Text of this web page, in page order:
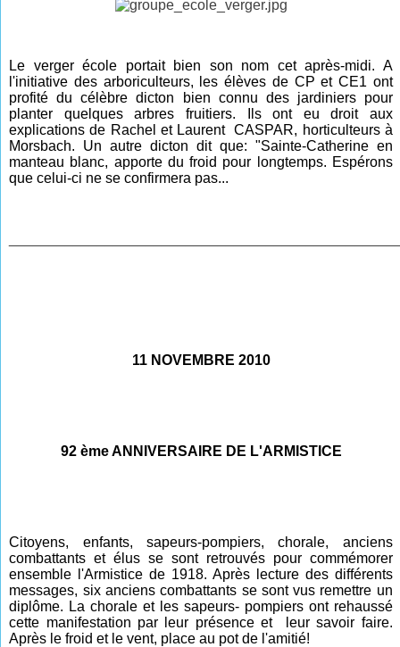
Le verger école portait bien son nom cet après-midi. A
l'initiative des arboriculteurs, les élèves de CP et CE1 ont
profité du célèbre dicton bien connu des jardiniers pour
planter quelques arbres fruitiers. Ils ont eu droit aux
explications de Rachel et Laurent CASPAR, horticulteurs à
Morsbach. Un autre dicton dit que: "Sainte-Catherine en
manteau blanc, apporte du froid pour longtemps. Espérons
que celui-ci ne se confirmera pas...
11 NOVEMBRE 2010
92 ème ANNIVERSAIRE DE L'ARMISTICE
Citoyens, enfants, sapeurs-pompiers, chorale, anciens
combattants et élus se sont retrouvés pour commémorer
ensemble l'Armistice de 1918. Après lecture des différents
messages, six anciens combattants se sont vus remettre un
diplôme. La chorale et les sapeurs- pompiers ont rehaussé
cette manifestation par leur présence et leur savoir faire.
Après le froid et le vent, place au pot de l'amitié!